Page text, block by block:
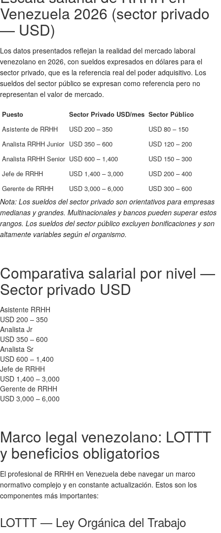
Venezuela 2026 (sector privado
— USD)
Los datos presentados reflejan la realidad del mercado laboral
venezolano en 2026, con sueldos expresados en dólares para el
sector privado, que es la referencia real del poder adquisitivo. Los
sueldos del sector público se expresan como referencia pero no
representan el valor de mercado.
Puesto Sector Privado USD/mes Sector Público
Asistente de RRHH
USD 200 – 350
USD 80 – 150
Analista RRHH Junior USD 350 – 600
USD 120 – 200
Analista RRHH Senior USD 600 – 1,400
USD 150 – 300
Jefe de RRHH
USD 1,400 – 3,000
USD 200 – 400
Gerente de RRHH
USD 3,000 – 6,000 USD 300 – 600
Nota: Los sueldos del sector privado son orientativos para empresas
medianas y grandes. Multinacionales y bancos pueden superar estos
rangos. Los sueldos del sector público excluyen bonificaciones y son
altamente variables según el organismo.
Comparativa salarial por nivel —
Sector privado USD
Asistente RRHH
USD 200 – 350
Analista Jr
USD 350 – 600
Analista Sr
USD 600 – 1,400
Jefe de RRHH
USD 1,400 – 3,000
Gerente de RRHH
USD 3,000 – 6,000
Marco legal venezolano: LOTTT
y beneficios obligatorios
El profesional de RRHH en Venezuela debe navegar un marco
normativo complejo y en constante actualización. Estos son los
componentes más importantes:
LOTTT — Ley Orgánica del Trabajo